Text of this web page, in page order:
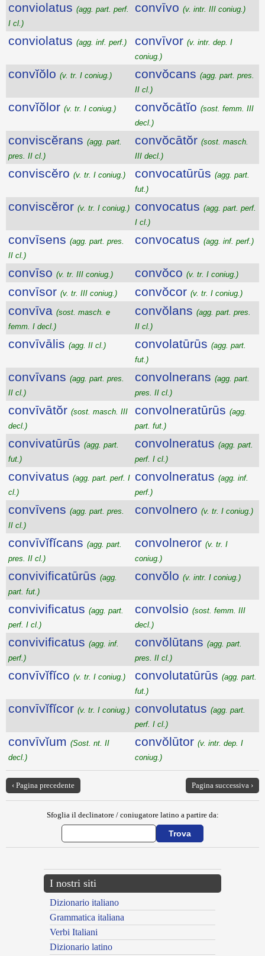
conviolatus (agg. part. perf.
I cl.)
convīvo (v. intr. III coniug.)
conviolatus (agg. inf. perf.) convīvor (v. intr. dep. I
coniug.)
convĭŏlo (v. tr. I coniug.) convŏcans (agg. part. pres.
II cl.)
convĭŏlor (v. tr. I coniug.) convŏcātĭo (sost. femm. III
decl.)
conviscĕrans (agg. part.
pres. II cl.)
convŏcātŏr (sost. masch.
III decl.)
conviscĕro (v. tr. I coniug.) convocatūrūs (agg. part.
fut.)
conviscĕror (v. tr. I coniug.) convocatus (agg. part. perf.
I cl.)
convīsens (agg. part. pres.
II cl.)
convocatus (agg. inf. perf.)
convīso (v. tr. III coniug.) convŏco (v. tr. I coniug.)
convīsor (v. tr. III coniug.) convŏcor (v. tr. I coniug.)
convīva (sost. masch. e
femm. I decl.)
convŏlans (agg. part. pres.
II cl.)
convīvālis (agg. II cl.) convolatūrūs (agg. part.
fut.)
convīvans (agg. part. pres.
II cl.)
convolnerans (agg. part.
pres. II cl.)
convīvātŏr (sost. masch. III
decl.)
convolneratūrūs (agg.
part. fut.)
convivatūrūs (agg. part.
fut.)
convolneratus (agg. part.
perf. I cl.)
convivatus (agg. part. perf. I
cl.)
convolneratus (agg. inf.
perf.)
convīvens (agg. part. pres.
II cl.)
convolnero (v. tr. I coniug.)
convīvĭfĭcans (agg. part.
pres. II cl.)
convolneror (v. tr. I
coniug.)
convivificatūrūs (agg.
part. fut.)
convŏlo (v. intr. I coniug.)
convivificatus (agg. part.
perf. I cl.)
convolsio (sost. femm. III
decl.)
convivificatus (agg. inf.
perf.)
convŏlūtans (agg. part.
pres. II cl.)
convīvĭfĭco (v. tr. I coniug.) convolutatūrūs (agg. part.
fut.)
convīvĭfĭcor (v. tr. I coniug.) convolutatus (agg. part.
perf. I cl.)
convīvĭum (Sost. nt. II
decl.)
convŏlūtor (v. intr. dep. I
coniug.)
‹ Pagina precedente Pagina successiva ›
Sfoglia il declinatore / coniugatore latino a partire da:
I nostri siti
Dizionario italiano
Grammatica italiana
Verbi Italiani
Dizionario latino